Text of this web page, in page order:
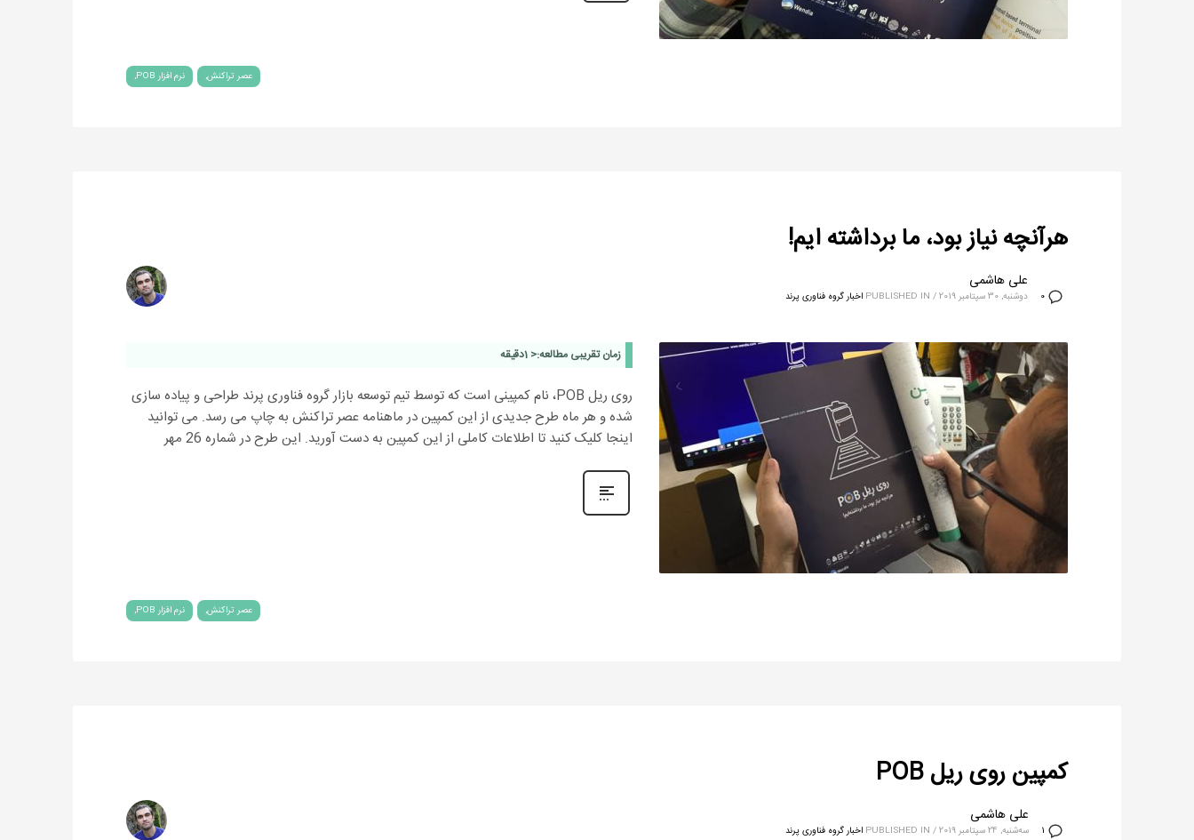
عصر تراکنش نرم افزار POB
هرآنچه نیاز بود، ما برداشته ایم!
0
علی هاشمی
دوشنبه, 30 سپتامبر 2019 /
PUBLISHED IN اخبار گروه فناوری پرند
زمان تقریبی مطالعه:< 1 دقیقه
روی ریل POB، نام کمپینی است که توسط تیم توسعه بازار گروه فناوری پرند طراحی و پیاده سازی
شده و هر ماه طرح جدیدی از این کمپین در ماهنامه عصر تراکنش به چاپ می رسد. می توانید
اینجا کلیک کنید تا اطلاعات کاملی از این کمپین به دست آورید. این طرح در شماره 26 مهر
عصر تراکنش نرم افزار POB
کمپین روی ریل POB
1
علی هاشمی
سه‌شنبه, 24 سپتامبر 2019 /
PUBLISHED IN اخبار گروه فناوری پرند